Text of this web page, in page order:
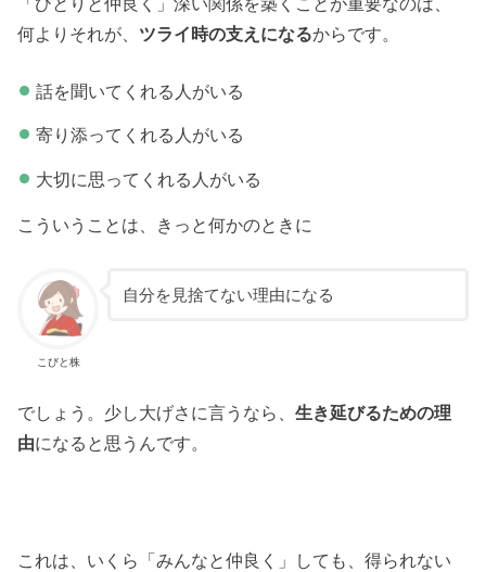
何よりそれが、 ツライ時の支えになるからです。
話を聞いてくれる人がいる
寄り添ってくれる人がいる
大切に思ってくれる人がいる
こういうことは、きっと何かのときに
こびと株
自分を見捨てない理由になる
でしょう。少し大げさに言うなら、生き延びるための理
由になると思うんです。
これは、いくら「みんなと仲良く」しても、得られない